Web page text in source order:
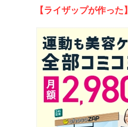
【ライザップが作った】